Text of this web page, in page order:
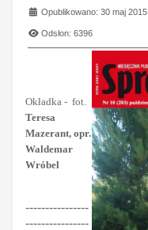
Opublikowano: 30 maj 2015
Odsłon: 6396
Okładka - fot.
Teresa
Mazerant, opr.
Waldemar
Wróbel
----------------
----------------